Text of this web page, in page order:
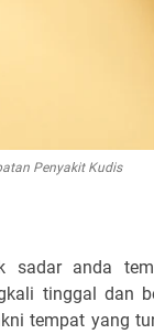
Penyakit Kudis
sadar anda
tinggal dan
tempat yang